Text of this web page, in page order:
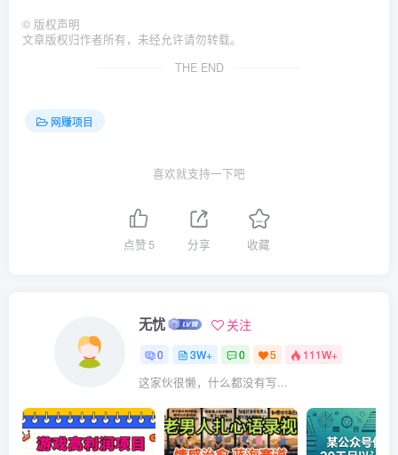
© 版权声明
文章版权归作者所有，未经允许请勿转载。
THE END
网赚项目
喜欢就支持一下吧
点赞 5 分享 收藏
无忧 关注
0 3W+ 0 5 111W+
这家伙很懒，什么都没有写...